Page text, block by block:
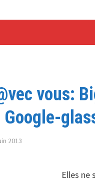
vous:
2013
Elles ne